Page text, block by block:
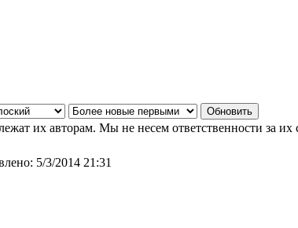
их авторам. Мы не несем ответственности за их
5/3/2014 21:31